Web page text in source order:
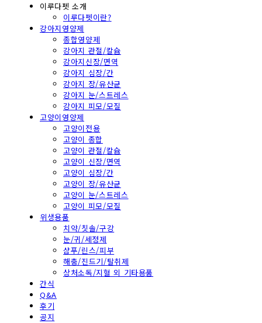
이루다펫 소개
이루다펫이란?
강아지영양제
종합영양제
강아지 관절/칼슘
강아지신장/면역
강아지 심장/간
강아지 장/유산균
강아지 눈/스트레스
강아지 피모/모질
고양이영양제
고양이전용
고양이 종합
고양이 관절/칼슘
고양이 신장/면역
고양이 심장/간
고양이 장/유산균
고양이 눈/스트레스
고양이 피모/모질
위생용품
치약/칫솔/구강
눈/귀/세정제
샴푸/린스/피부
해충/진드기/탈취제
상처소독/지혈 외 기타용품
간식
Q&A
후기
공지